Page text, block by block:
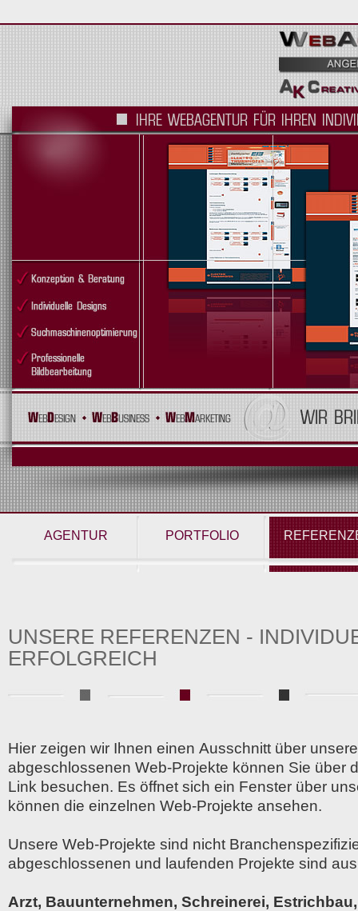
AGENTUR PORTFOLIO
UNSERE REFERENZEN -
ERFOLGREICH
Hier zeigen wir Ihnen einen Ausschnitt über
abgeschlossenen Web-Projekte können Sie über
Link besuchen. Es öffnet sich ein Fenster über
können die einzelnen Web-Projekte ansehen.
Unsere Web-Projekte sind nicht
abgeschlossenen und laufenden Projekte sind
Arzt, Bauunternehmen, Schreinerei,